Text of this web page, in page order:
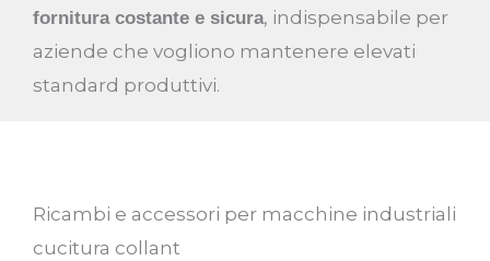
fornitura costante e sicura, indispensabile per
aziende che vogliono mantenere elevati
standard produttivi.
Ricambi e accessori per macchine industriali
cucitura collant